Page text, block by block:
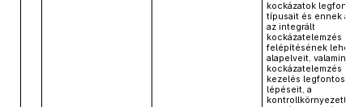
kockázatok
típusait és ennek
az integrált
kockázatelemzés
felépítésének
alapelveit, valamint a
kockázatelemzés és
kezelés legfontosabb
lépéseit, a
kontrollkörnyezettel,